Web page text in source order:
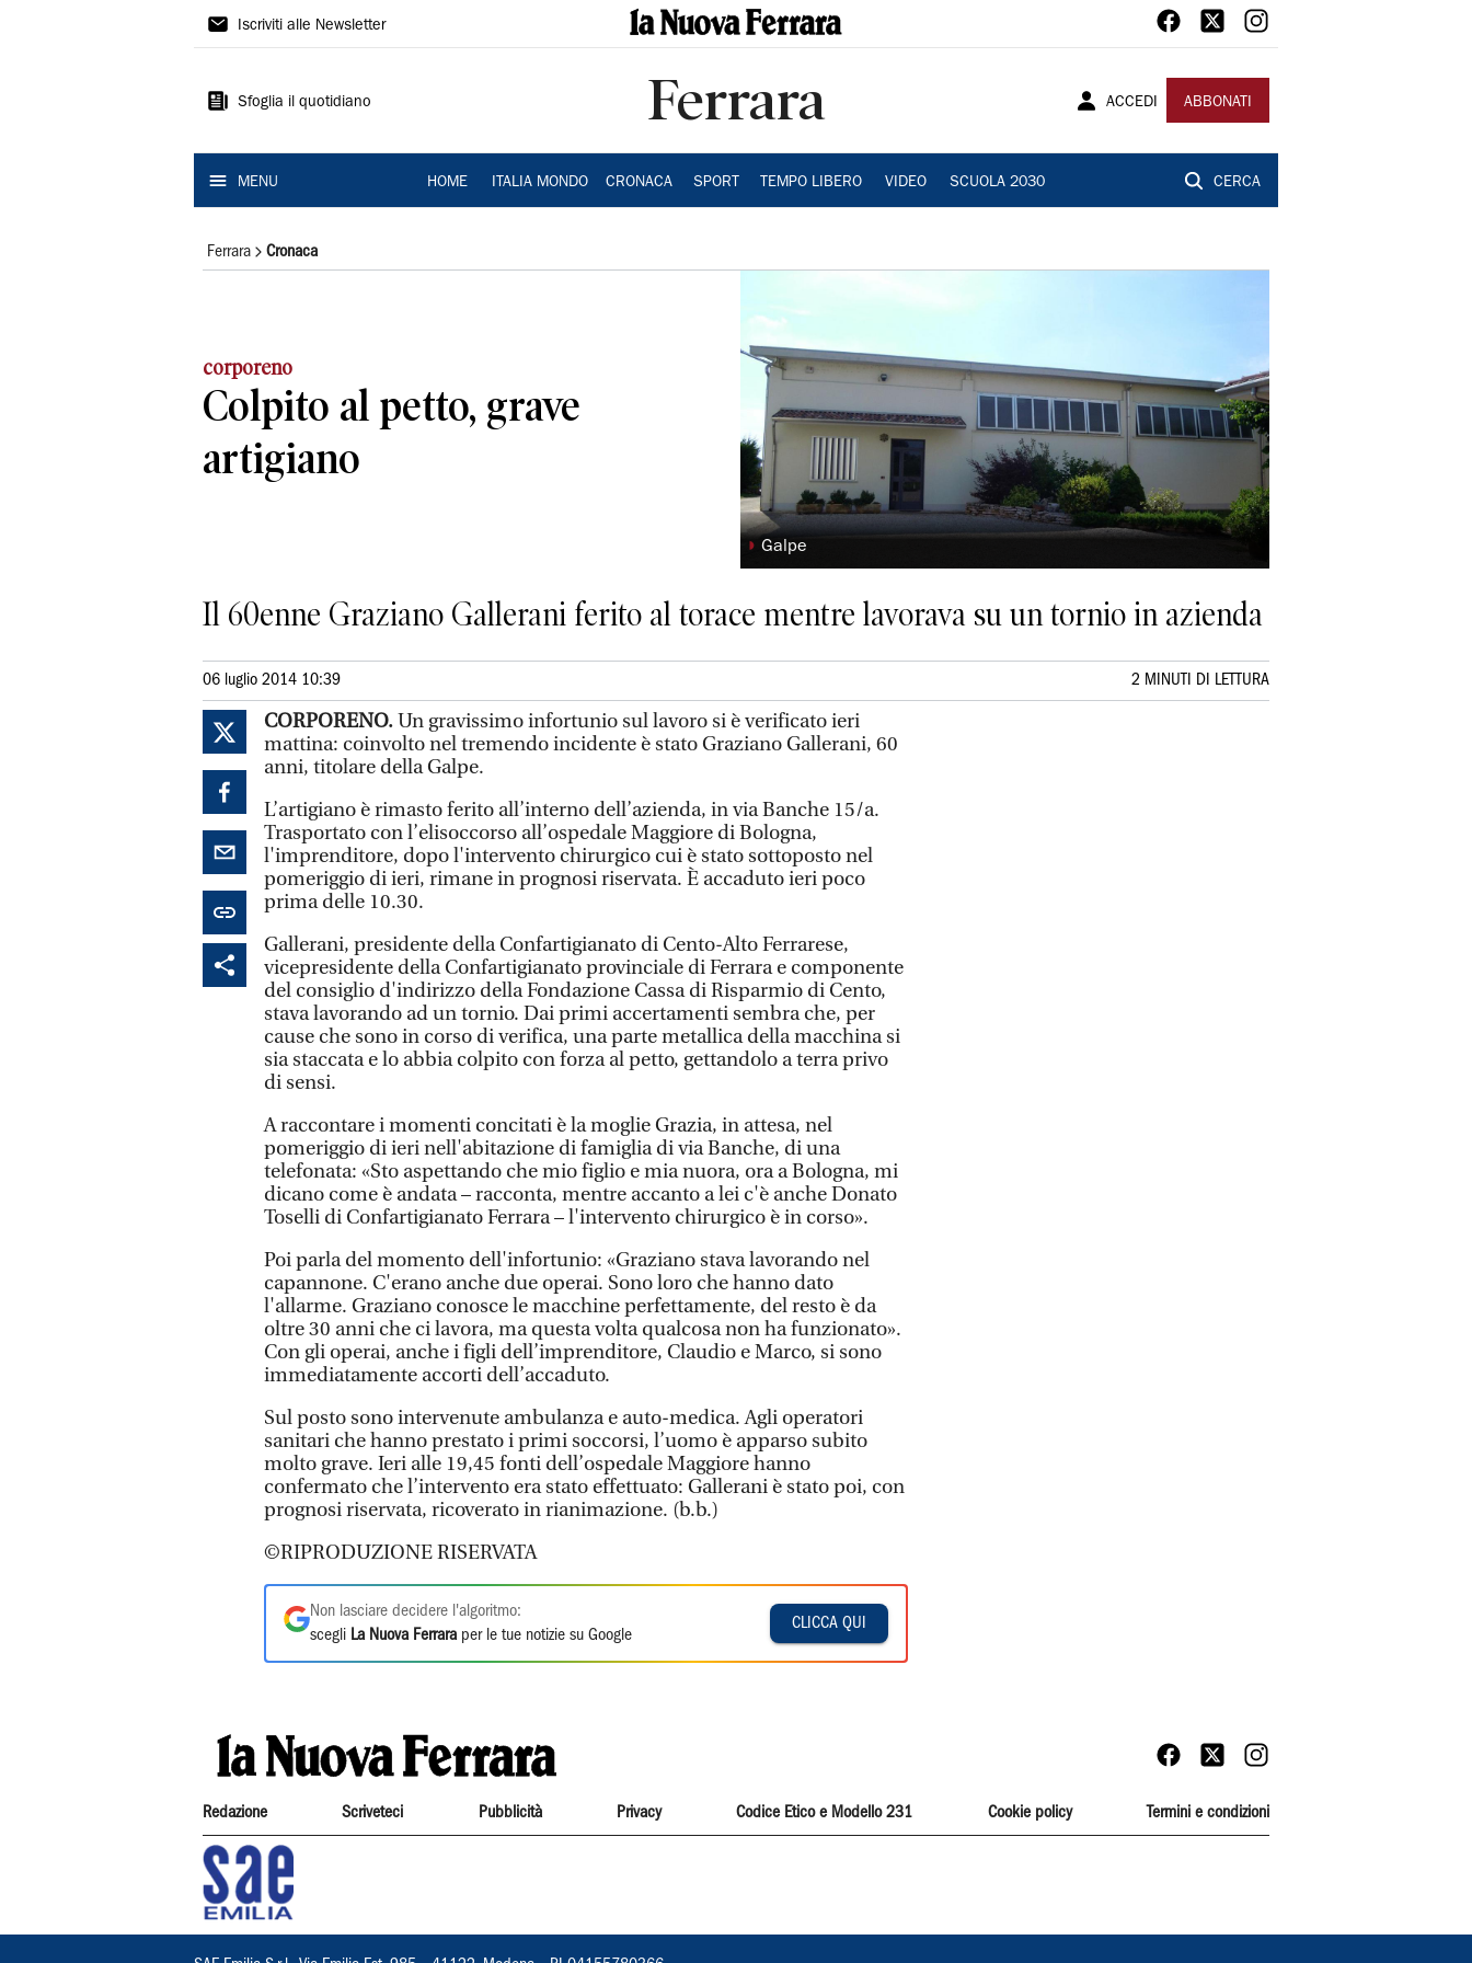
La
Ferrara
Iscriviti alle Newsletter
Sfoglia il quotidiano Ferrara ACCEDI ABBONATI
MENU HOME ITALIA MONDO CRONACA SPORT TEMPO LIBERO VIDEO SCUOLA 2030 CERCA
Ferrara Cronaca
corporeno
Colpito al petto, grave
artigiano
◗ Galpe
Il 60enne Graziano Gallerani ferito al torace mentre lavorava su un tornio in azienda
06 luglio 2014 10:39 2 MINUTI DI LETTURA
CORPORENO.Un gravissimo infortunio sul lavoro si è verificato ieri
mattina: coinvolto nel tremendo incidente è stato Graziano Gallerani, 60
anni, titolare della Galpe.
L’artigiano è rimasto ferito all’interno dell’azienda, in via Banche 15/a.
Trasportato con l’elisoccorso all’ospedale Maggiore di Bologna,
l'imprenditore, dopo l'intervento chirurgico cui è stato sottoposto nel
pomeriggio di ieri, rimane in prognosi riservata. È accaduto ieri poco
prima delle 10.30.
Gallerani, presidente della Confartigianato di Cento-Alto Ferrarese,
vicepresidente della Confartigianato provinciale di Ferrara e componente
del consiglio d'indirizzo della Fondazione Cassa di Risparmio di Cento,
stava lavorando ad un tornio. Dai primi accertamenti sembra che, per
cause che sono in corso di verifica, una parte metallica della macchina si
sia staccata e lo abbia colpito con forza al petto, gettandolo a terra privo
di sensi.
A raccontare i momenti concitati è la moglie Grazia, in attesa, nel
pomeriggio di ieri nell'abitazione di famiglia di via Banche, di una
telefonata: «Sto aspettando che mio figlio e mia nuora, ora a Bologna, mi
dicano come è andata – racconta, mentre accanto a lei c'è anche Donato
Toselli di Confartigianato Ferrara – l'intervento chirurgico è in corso».
Poi parla del momento dell'infortunio: «Graziano stava lavorando nel
capannone. C'erano anche due operai. Sono loro che hanno dato
l'allarme. Graziano conosce le macchine perfettamente, del resto è da
oltre 30 anni che ci lavora, ma questa volta qualcosa non ha funzionato».
Con gli operai, anche i figli dell’imprenditore, Claudio e Marco, si sono
immediatamente accorti dell’accaduto.
Sul posto sono intervenute ambulanza e auto-medica. Agli operatori
sanitari che hanno prestato i primi soccorsi, l’uomo è apparso subito
molto grave. Ieri alle 19,45 fonti dell’ospedale Maggiore hanno
confermato che l’intervento era stato effettuato: Gallerani è stato poi, con
prognosi riservata, ricoverato in rianimazione. (b.b.)
©RIPRODUZIONE RISERVATA
Non lasciare decidere l'algoritmo:
scegli La Nuova Ferrara per le tue notizie su Google
CLICCA QUI
Redazione Scriveteci Pubblicità Privacy Codice Etico e Modello 231 Cookie policy Termini e condizioni